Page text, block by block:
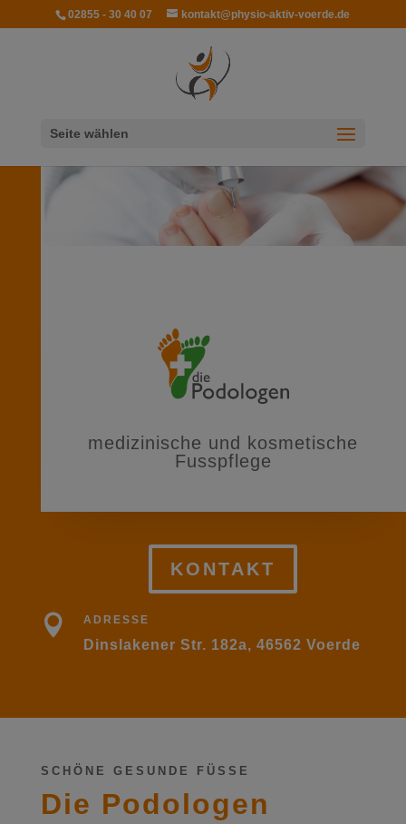
02855 - 30 40 07 kontakt@physio-aktiv-voerde.de
Seite wählen
medizinische und kosmetische
Fusspflege
KONTAKT
 ADRESSE
Dinslakener Str. 182a, 46562 Voerde
SCHÖNE GESUNDE FÜSSE
Die Podologen
modal-check